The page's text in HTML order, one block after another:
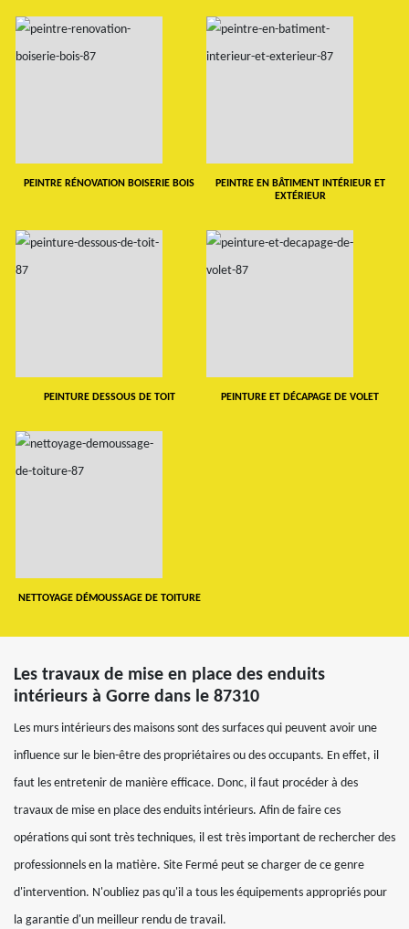
PEINTRE RÉNOVATION BOISERIE BOIS
PEINTRE EN BÂTIMENT INTÉRIEUR ET
EXTÉRIEUR
PEINTURE DESSOUS DE TOIT PEINTURE ET DÉCAPAGE DE VOLET
NETTOYAGE DÉMOUSSAGE DE TOITURE
Les travaux de mise en place des enduits
intérieurs à Gorre dans le 87310
Les murs intérieurs des maisons sont des surfaces qui peuvent avoir une
influence sur le bien-être des propriétaires ou des occupants. En effet, il
faut les entretenir de manière efficace. Donc, il faut procéder à des
travaux de mise en place des enduits intérieurs. Afin de faire ces
opérations qui sont très techniques, il est très important de rechercher des
professionnels en la matière. Site Fermé peut se charger de ce genre
d'intervention. N'oubliez pas qu'il a tous les équipements appropriés pour
la garantie d'un meilleur rendu de travail.